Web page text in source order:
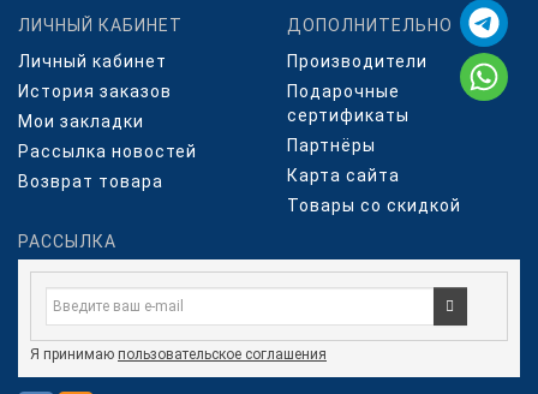
ЛИЧНЫЙ КАБИНЕТ
Личный кабинет
История заказов
Мои закладки
Рассылка новостей
Возврат товара
ДОПОЛНИТЕЛЬНО
Производители
Подарочные
сертификаты
Партнёры
Карта сайта
Товары со скидкой
РАССЫЛКА
Я принимаю пользовательское соглашения